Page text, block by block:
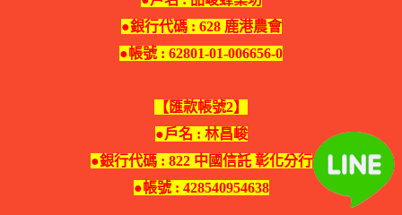
●銀行代碼 : 628 鹿港農會
●帳號 : 62801-01-006656-0
【匯款帳號2】
●戶名 : 林昌峻
●銀行代碼 : 822 中國信託 彰化分行
●帳號 : 428540954638